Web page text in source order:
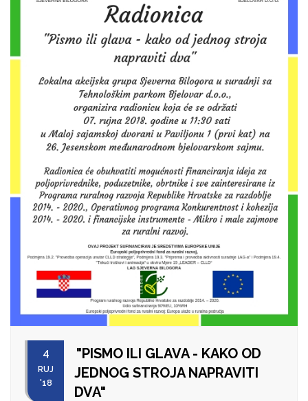
4
RUJ
'18
"PISMO ILI GLAVA - KAKO OD
JEDNOG STROJA NAPRAVITI
DVA"